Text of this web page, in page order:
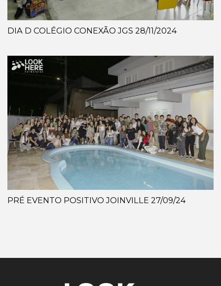
DIA D COLÉGIO CONEXÃO JGS 28/11/2024
PRÉ EVENTO POSITIVO JOINVILLE 27/09/24